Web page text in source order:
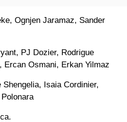
Ognjen Jaramaz, Sander
PJ Dozier, Rodrigue
Ercan Osmani, Erkan Yilmaz
Isaia Cordinier,